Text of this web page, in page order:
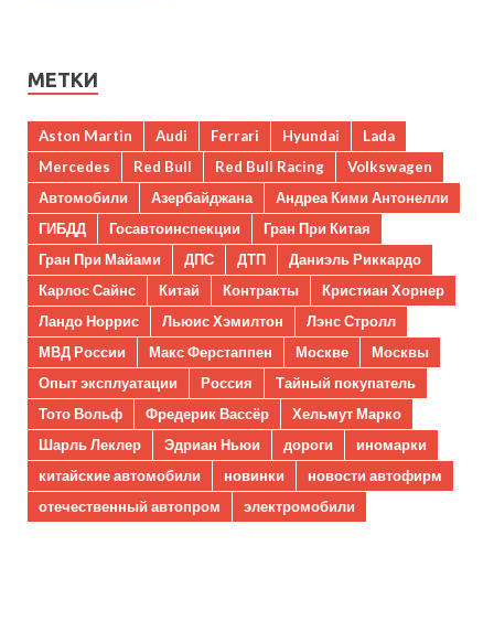
МЕТКИ
Aston Martin Audi Ferrari Hyundai
Lada
Mercedes
Red Bull Red Bull Racing
Volkswagen
Автомобили
Азербайджана
Андреа Кими Антонелли
ГИБДД
Госавтоинспекции
Гран При Китая
Гран При Майами
ДПС ДТП
Даниэль Риккардо
Карлос Сайнс
Китай Контракты
Кристиан Хорнер
Ландо Норрис
Льюис Хэмилтон
Лэнс Стролл
МВД России
Макс Ферстаппен Москве
Москвы
Опыт эксплуатации
Россия
Тайный покупатель
Тото Вольф
Фредерик Вассёр
Хельмут Марко
Шарль Леклер
Эдриан Ньюи дороги
иномарки
китайские автомобили
новинки
новости автофирм
отечественный автопром
электромобили